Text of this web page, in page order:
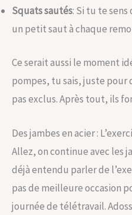
Squats sautés: Si tu te
un petit saut à chaque
Ce serait aussi le moment
pompes, tu sais, juste pour
pas exclus. Après tout, ils
Des jambes en acier :
Allez, on continue avec les
déjà entendu parler de
pas de meilleure occasion
journée de télétravail.